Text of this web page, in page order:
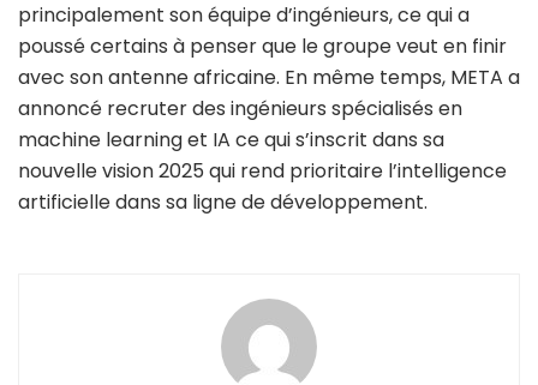
principalement son équipe d’ingénieurs, ce qui a
poussé certains à penser que le groupe veut en finir
avec son antenne africaine. En même temps, META a
annoncé recruter des ingénieurs spécialisés en
machine learning et IA ce qui s’inscrit dans sa
nouvelle vision 2025 qui rend prioritaire l’intelligence
artificielle dans sa ligne de développement.